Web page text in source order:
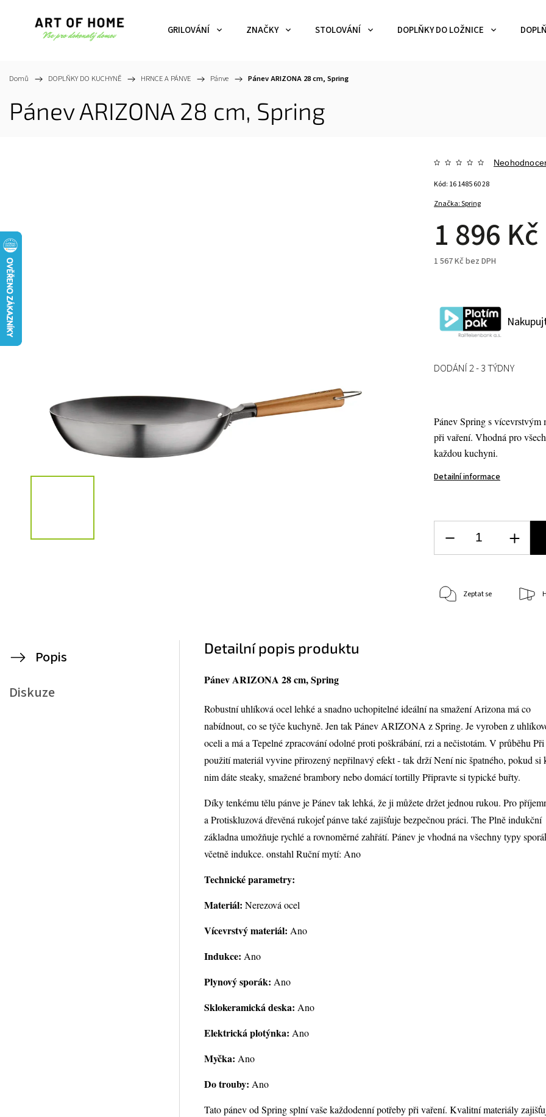
GRILOVÁNÍ ZNAČKY STOLOVÁNÍ DOPLŇKY DO LOŽNICE
Domů / DOPLŇKY DO KUCHYNĚ / HRNCE A PÁNVE / Pánve / Pánev ARIZONA 28 cm, Spring
Pánev ARIZONA 28 cm, Spring
Značka:Spring
1 896 Kč
1 567 Kč bez DPH
Kód: 16 1485 60 28
Pánev Spring s vícevrstvým
při vaření. Vhodná pro
každou kuchyni.
Detailní informace
DODÁNÍ 2 - 3 TÝDNY
Zeptat se
Popis
Diskuze
Detailní popis produktu
Pánev ARIZONA 28 cm, Spring
Robustní uhlíková ocel lehké a snadno uchopitelné ideální na smažení Arizona má co
nabídnout, co se týče kuchyně. Jen tak Pánev ARIZONA z Spring. Je vyroben z
oceli a má a Tepelné zpracování odolné proti poškrábání, rzi a nečistotám. V průběhu Při
použití materiál vyvine přirozený nepřilnavý efekt - tak drží Není nic špatného, pokud si
nim dáte steaky, smažené brambory nebo domácí tortilly Připravte si typické buřty.
Díky tenkému tělu pánve je Pánev tak lehká, že ji můžete držet jednou rukou. Pro
a Protiskluzová dřevěná rukojeť pánve také zajišťuje bezpečnou práci. The Plně indukční
základna umožňuje rychlé a rovnoměrné zahřátí. Pánev je vhodná na všechny typy
včetně indukce. onstahl Ruční mytí: Ano
Technické parametry:
Materiál: Nerezová ocel
Vícevrstvý materiál: Ano
Indukce: Ano
Plynový sporák: Ano
Sklokeramická deska: Ano
Elektrická plotýnka: Ano
Myčka: Ano
Do trouby: Ano
Tato pánev od Spring splní vaše každodenní potřeby při vaření. Kvalitní materiály